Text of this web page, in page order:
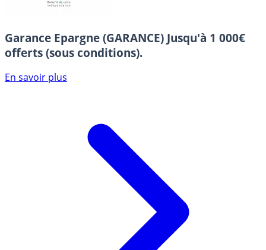
Garance Epargne (GARANCE) Jusqu'à 1 000€
offerts (sous conditions).
En savoir plus